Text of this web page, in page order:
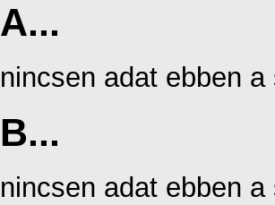
A...
nincsen adat ebben
B...
nincsen adat ebben